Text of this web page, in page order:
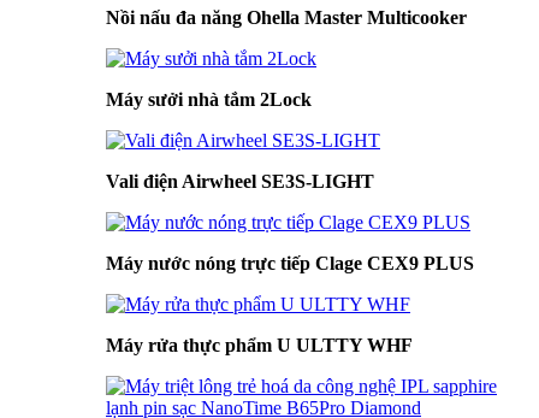
Nồi nấu đa năng Ohella Master Multicooker
Máy sưởi nhà tắm 2Lock
Vali điện Airwheel SE3S-LIGHT
Máy nước nóng trực tiếp Clage CEX9 PLUS
Máy rửa thực phẩm U ULTTY WHF